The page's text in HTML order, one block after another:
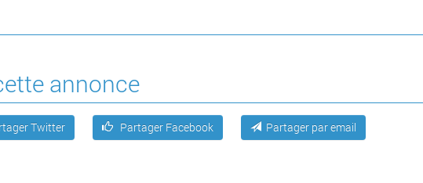
annonce
Twitter Partager Facebook Partager par email